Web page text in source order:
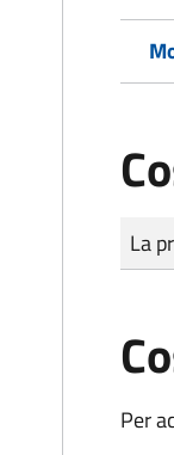
La
Per